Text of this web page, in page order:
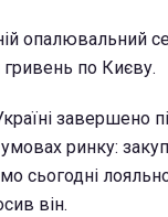
опалювальний
по Києву.
завершено
ринку:
він.